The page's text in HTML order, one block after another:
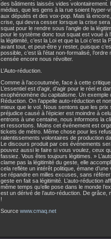
des bâtiments laissés vides
médias, que les gens à la rue soient hyper-
aux députés et des vox-pop. Mais là
crise, qui devra cesser lorsque la crise
squat pour le rendre sous l’angle de la
pour le système donc tout squat est voué à
la légitimité, c’est la Loi et que la Loi c’est
avant tout, et peut-être y rester, puisque
possible, c’est là l’état non-formalisé,
censée encore nous révolter.
L’Auto-réduction.
Comme à l’accoutumée, face à cette
L’essentiel est d’agir, d’agir pour le réel et
exophénomène du capitalisme. Un exemple
Réduction. On l’appelle auto-réduction et
mieux que le vol. Nous sentons que les
préjudice causé à l’épicier est moindre à
entrons à une centaine, nous informons la
et ressortons. Moins cet événement est
tickets de métro. Même chose pour les
ralentissements volontaires de production
Le discours produit par ces événements
pouvez aussi le faire si vous voulez, ceux
fassiez. Vous êtes toujours légitimes. »
clame pas la légitimité du geste, elle
cela reflète un intérêt politique, émane
se répandre en milles excuses, sans
geste en fait sa légitimité. L’auto-réduction
même temps qu’elle pose dans le monde
est un dérivé de l’auto-réduction. De
!
Source www.cmaq.net